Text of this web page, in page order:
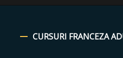
CURSURI FRANCEZA